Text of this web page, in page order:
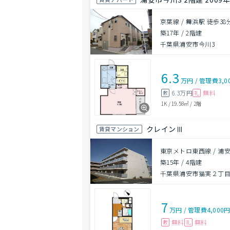
京葉線 / 舞浜駅 徒歩38
築17年 /2階建
千葉県浦安市今川3
6.3 万円 /管理費
敷 6.3万円 礼 無料
1K / 19.58㎡ / 2階
賃貸マンション クレインⅢ
東京メトロ東西線 / 浦
築15年 /4階建
千葉県浦安市猫実２丁
7 万円 /管理費4,000円
敷 無料 礼 無料